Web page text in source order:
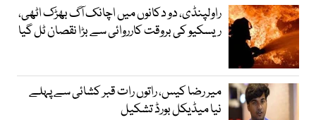
راولپنڈی، دو دکانوں میں اچانک آگ بھڑک اٹھی،
ریسکیو کی بروقت کارروائی سے بڑا نقصان ٹل گیا
میر رضا کیس، راتوں رات قبر کشائی سے پہلے
نیا میڈیکل بورڈ تشکیل